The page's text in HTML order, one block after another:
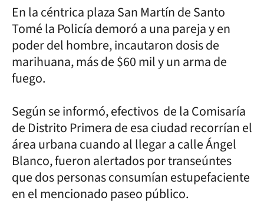
En la céntrica plaza San Martín de Santo
Tomé la Policía demoró a una pareja y en
poder del hombre, incautaron dosis de
marihuana, más de $60 mil y un arma de
fuego.
Según se informó, efectivos de la Comisaría
de Distrito Primera de esa ciudad recorrían el
área urbana cuando al llegar a calle Ángel
Blanco, fueron alertados por transeúntes
que dos personas consumían estupefaciente
en el mencionado paseo público.